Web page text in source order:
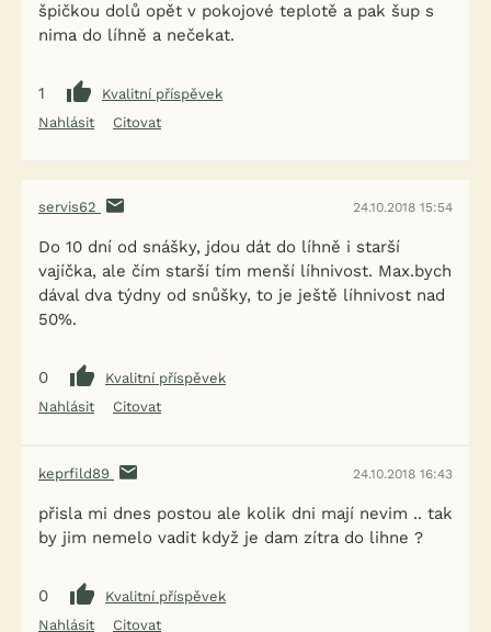
špičkou dolů opět v pokojové teplotě a pak šup s
nima do líhně a nečekat.
1
Kvalitní příspěvek
Nahlásit
Citovat
servis62 24.10.2018 15:54
Do 10 dní od snášky, jdou dát do líhně i starší
vajíčka, ale čím starší tím menší líhnivost. Max.bych
dával dva týdny od snůšky, to je ještě líhnivost nad
50%.
0
Kvalitní příspěvek
Nahlásit
Citovat
keprfild89 24.10.2018 16:43
přisla mi dnes postou ale kolik dni mají nevim .. tak
by jim nemelo vadit když je dam zítra do lihne ?
0
Kvalitní příspěvek
Nahlásit
Citovat